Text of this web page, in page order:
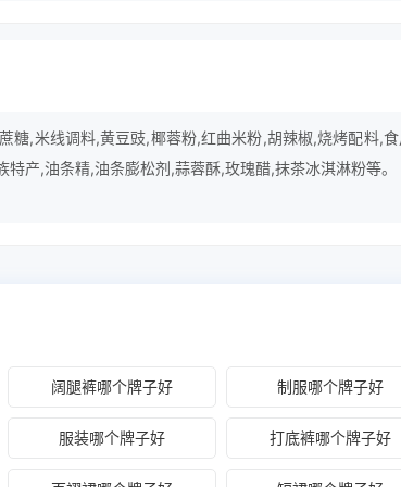
糖,米线调料,黄豆豉,椰蓉粉,红曲米粉,胡辣椒,烧烤配料,
产,油条精,油条膨松剂,蒜蓉酥,玫瑰醋,抹茶冰淇淋粉等。
阔腿裤哪个牌子好 制服哪个牌子好
服装哪个牌子好 打底裤哪个牌子好